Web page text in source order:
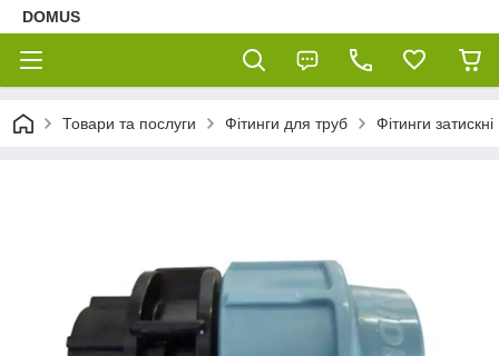
DOMUS
Товари та послуги Фітинги для труб Фітинги